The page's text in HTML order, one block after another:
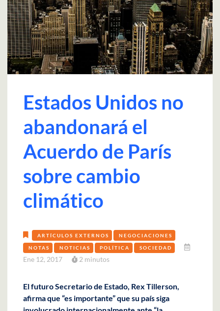
Estados Unidos no
abandonará el
Acuerdo de París
sobre cambio
climático
ARTÍCULOS EXTERNOS NEGOCIACIONES
NOTAS NOTICIAS POLÍTICA SOCIEDAD
Ene 12, 2017 2 minutos
El futuro Secretario de Estado, Rex Tillerson,
afirma que “es importante” que su país siga